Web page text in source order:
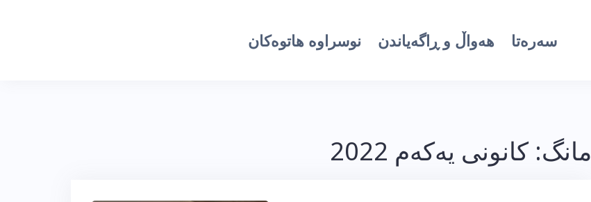
سەرەتا هەواڵ و ڕاگەیاندن نوسراوە هاتوەکان
مانگ:كانونی یه‌كه‌م 2022